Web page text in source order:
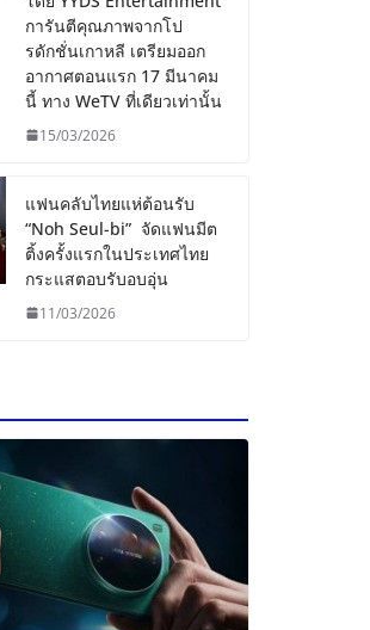
การันตีคุณภาพจากโป
รดักชั่นเกาหลี เตรียมออก
อากาศตอนแรก 17 มีนาคม
นี้ ทาง WeTV ที่เดียวเท่านั้น
15/03/2026
แฟนคลับไทยแห่ต้อนรับ
“Noh Seul-bi” จัดแฟนมีต
ติ้งครั้งแรกในประเทศไทย
กระแสตอบรับอบอุ่น
11/03/2026